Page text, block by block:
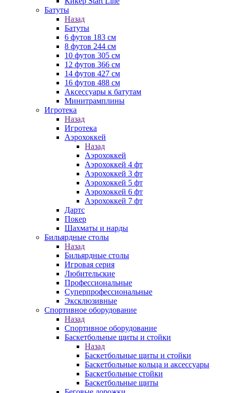
Батуты
Назад
Батуты
6 футов 183 см
8 футов 244 см
10 футов 305 см
12 футов 366 см
14 футов 427 см
16 футов 488 см
Аксессуары к батутам
Минитрамплины
Игротека
Назад
Игротека
Аэрохоккей
Назад
Аэрохоккей
Аэрохоккей 4 фт
Аэрохоккей 3 фт
Аэрохоккей 5 фт
Аэрохоккей 6 фт
Аэрохоккей 7 фт
Дартс
Покер
Шахматы и нарды
Бильярдные столы
Назад
Бильярдные столы
Игровая серия
Любительские
Профессиональные
Суперпрофессиональные
Эксклюзивные
Спортивное оборудование
Назад
Спортивное оборудование
Баскетбольные щиты и стойки
Назад
Баскетбольные щиты и стойки
Баскетбольные кольца и аксессуары
Баскетбольные стойки
Баскетбольные щиты